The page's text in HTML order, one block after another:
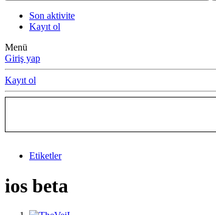
Son aktivite
Kayıt ol
Menü
Giriş yap
Kayıt ol
Etiketler
ios beta